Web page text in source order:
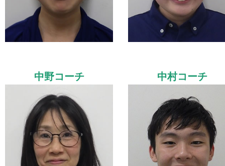
中野コーチ 中村コーチ